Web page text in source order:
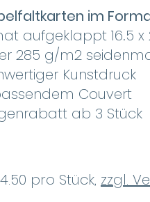
im
aufgeklappt 16.5 x
285 g/m2
Kunstdruck
Couvert
ab 3 Stück
pro Stück, zzgl.